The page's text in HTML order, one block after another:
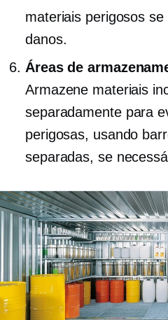
materiais perigosos
danos.
Áreas de
Armazene materiais
separadamente para
perigosas, usando
separadas, se